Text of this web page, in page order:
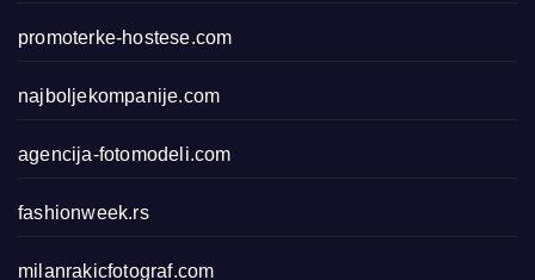
promoterke-hostese.com
najboljekompanije.com
agencija-fotomodeli.com
fashionweek.rs
milanrakicfotograf.com